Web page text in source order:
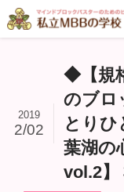
◆【規
のブロ
とりひ
葉湖の
vol.2】
2019
2/02